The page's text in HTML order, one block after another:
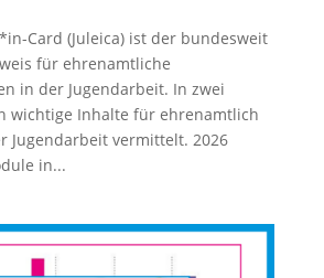
Card (Juleica) ist der bundesweit
für ehrenamtliche
in der Jugendarbeit. In zwei
wichtige Inhalte für ehrenamtlich
Jugendarbeit vermittelt. 2026
in...